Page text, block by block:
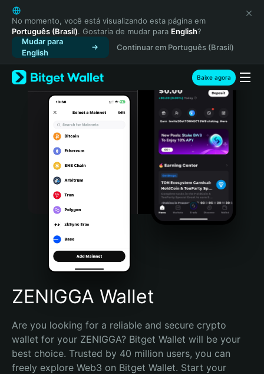
English
日本語
Tiếng Việt
Русский
Español (Latinoamérica)
Türkçe
Italiano
Português (Portugal)
Bahasa Indonesia
Português (Brasil)
Español (Argentina)
No momento, você está visualizando esta página em
Português (Brasil). Gostaria de mudar para English?
Mudar para
English
Continuar em Português (Brasil)
Baixe agora
ZENIGGA Wallet
Are you looking for a reliable and secure crypto
wallet for your ZENIGGA? Bitget Wallet will be your
best choice. Trusted by 40 million users, you can
freely explore Web3 on Bitget Wallet. Start your